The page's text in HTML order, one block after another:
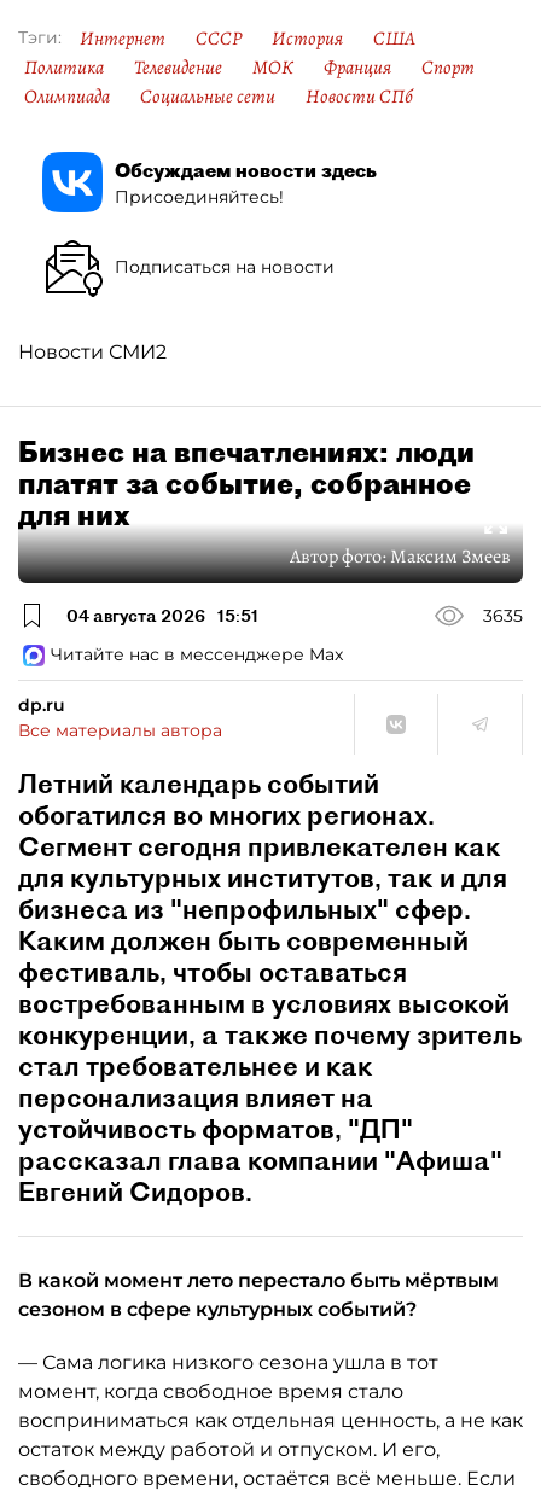
Тэги: Интернет СССР История
США
Политика
Телевидение МОК Франция
Спорт
Олимпиада
Социальные сети Новости СПб
Обсуждаем новости здесь
Присоединяйтесь!
Подписаться на новости
Новости СМИ2
Бизнес на впечатлениях: люди
платят за событие, собранное
для них
Автор фото:Максим Змеев
04 августа 2026 15:51
3635
Читайте нас в мессенджере Max
dp.ru
Все материалы автора
Летний календарь событий
обогатился во многих регионах.
Сегмент сегодня привлекателен как
для культурных институтов, так и для
бизнеса из "непрофильных" сфер.
Каким должен быть современный
фестиваль, чтобы оставаться
востребованным в условиях высокой
конкуренции, а также почему зритель
стал требовательнее и как
персонализация влияет на
устойчивость форматов, "ДП"
рассказал глава компании "Афиша"
Евгений Сидоров.
В какой момент лето перестало быть мёртвым
сезоном в сфере культурных событий?
— Сама логика низкого сезона ушла в тот
момент, когда свободное время стало
восприниматься как отдельная ценность, а не как
остаток между работой и отпуском. И его,
свободного времени, остаётся всё меньше. Если